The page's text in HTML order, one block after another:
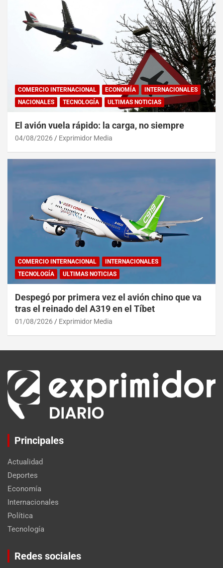
COMERCIO INTERNACIONAL ECONOMÍA
INTERNACIONALES
NACIONALES
TECNOLOGÍA ULTIMAS NOTICIAS
El avión vuela rápido: la carga, no siempre
04/08/2026 Exprimidor Media
COMERCIO INTERNACIONAL
INTERNACIONALES
TECNOLOGÍA
ULTIMAS NOTICIAS
Despegó por primera vez el avión chino que va
tras el reinado del A319 en el Tíbet
01/08/2026 Exprimidor Media
Principales
Actualidad
Deportes
Economía
Internacionales
Política
Tecnología
Redes sociales